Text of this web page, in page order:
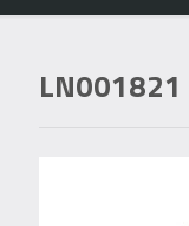
LN001821